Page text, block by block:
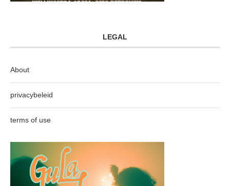
LEGAL
About
privacybeleid
terms of use